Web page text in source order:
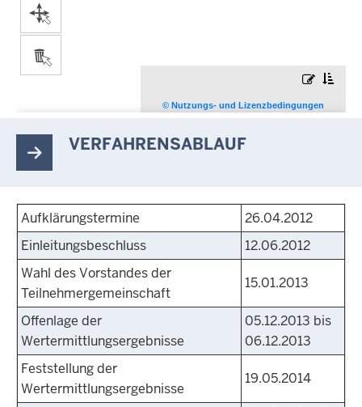
VERFAHRENSABLAUF
Aufklärungstermine
26.04.2012
Einleitungsbeschluss
12.06.2012
Wahl des Vorstandes der
Teilnehmergemeinschaft
15.01.2013
Offenlage der
Wertermittlungsergebnisse
05.12.2013 bis
06.12.2013
Feststellung der
Wertermittlungsergebnisse
19.05.2014